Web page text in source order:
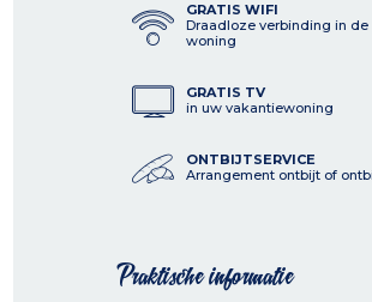
GRATIS WIFI
Draadloze verbinding in de
woning
GRATIS TV
in uw vakantiewoning
ONTBIJTSERVICE
Arrangement ontbijt of
Praktische informatie